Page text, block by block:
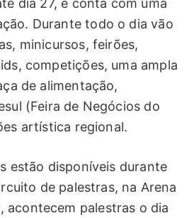
dia 27, e conta com uma
Durante todo o dia vão
minicursos, feirões,
competições, uma ampla
de alimentação,
(Feira de Negócios do
artística regional.
estão disponíveis durante
de palestras, na Arena
acontecem palestras o dia